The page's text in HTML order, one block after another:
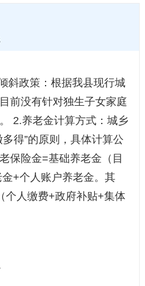
斜政策：根据我县现行城
前没有针对独生子女家庭
2.养老金计算方式：城乡
得”的原则，具体计算公
保险金=基础养老金（目
+个人账户养老金。其
个人缴费+政府补贴+集体